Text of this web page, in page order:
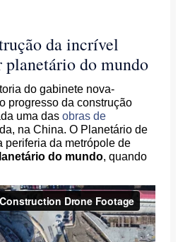
da incrível
do mundo
do gabinete nova-
progresso da construção
uma dasobras de
na China. O Planetário de
periferia da metrópole de
do mundo, quando